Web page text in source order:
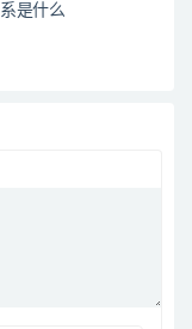
是什么